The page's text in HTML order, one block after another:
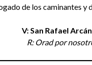
de los caminantes y
V: San Rafael
R: Orad por